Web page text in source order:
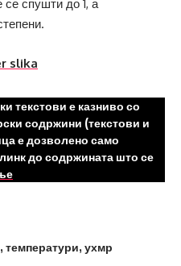
спушти до 1, а
текстови е казниво со
содржини (текстови и
е дозволено само
до содржината што се
, температури, ухмр